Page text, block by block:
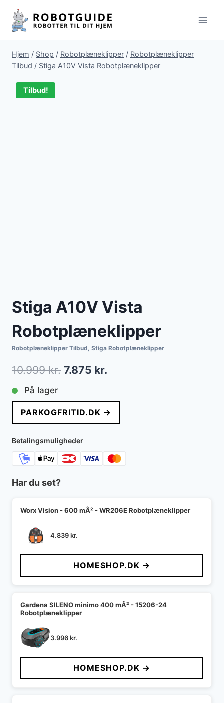
Fortsæt
indhold
Hjem / Shop / Robotplæneklipper / Robotplæneklipper
Tilbud / Stiga A10V Vista Robotplæneklipper
Tilbud!
Stiga A10V Vista
Robotplæneklipper
Robotplæneklipper Tilbud, Stiga Robotplæneklipper
10.999kr. Den
pris
var:
10.999 kr..
7.875 kr.
pris
er:
På lager
PARKOGFRITID.DK →
Betalingsmuligheder
Har du set?
Worx Vision - 600 mÂ² - WR206E Robotplæneklipper
4.839kr.
HOMESHOP.DK →
Gardena SILENO minimo 400 mÂ² - 15206-24
Robotplæneklipper
3.996kr.
HOMESHOP.DK →